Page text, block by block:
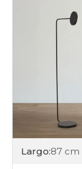
Largo:87 cm